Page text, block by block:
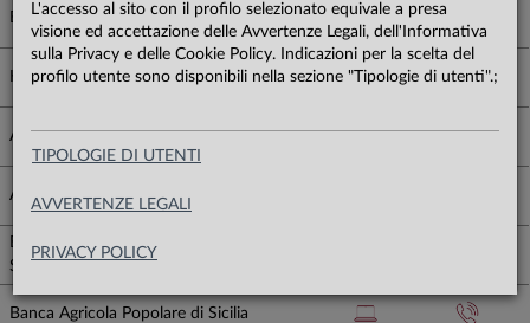
L'accesso al sito con il profilo selezionato equivale a presa
visione ed accettazione delle Avvertenze Legali, dell'Informativa
sulla Privacy e delle Cookie Policy. Indicazioni per la scelta del
profilo utente sono disponibili nella sezione "Tipologie di utenti".;
TIPOLOGIE DI UTENTI
AVVERTENZE LEGALI
PRIVACY POLICY
Banca Aletti S.p.A.
Kairos Partners Sgr S.p.A.
Allianz Bank Financial Advisor S.p.A.
Alto Adige Banca S.p.A. - Sudtìrol Bank AG
Banca 360 Credito Cooperativo FVG -
Società Cooperativa
Banca Agricola Popolare di Sicilia